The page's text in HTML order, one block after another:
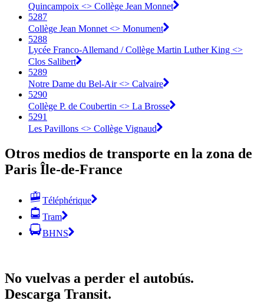
Quincampoix <> Collège Jean Monnet
5287
Collège Jean Monnet <> Monument
5288
Lycée Franco-Allemand / Collège Martin Luther King <>
Clos Salibert
5289
Notre Dame du Bel-Air <> Calvaire
5290
Collège P. de Coubertin <> La Brosse
5291
Les Pavillons <> Collège Vignaud
Otros medios de transporte en la zona de
Paris Île-de-France
Téléphérique
Tram
BHNS
No vuelvas a perder el autobús.
Descarga Transit.